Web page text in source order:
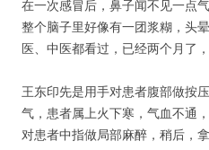
在一次感冒后，鼻子闻不见一点
整个脑子里好像有一团浆糊，头
医、中医都看过，已经两个月了，
王东印先是用手对患者腹部做按
气，患者属上火下寒，气血不通
对患者中指做局部麻醉，稍后，